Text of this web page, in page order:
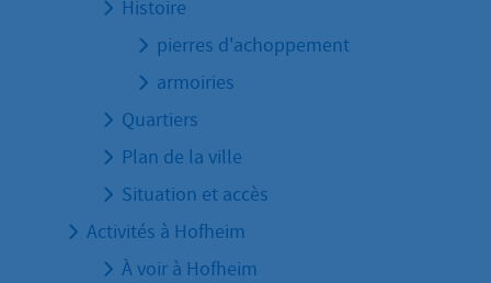
Histoire
pierres d'achoppement
armoiries
Quartiers
Plan de la ville
Situation et accès
Activités à Hofheim
À voir à Hofheim